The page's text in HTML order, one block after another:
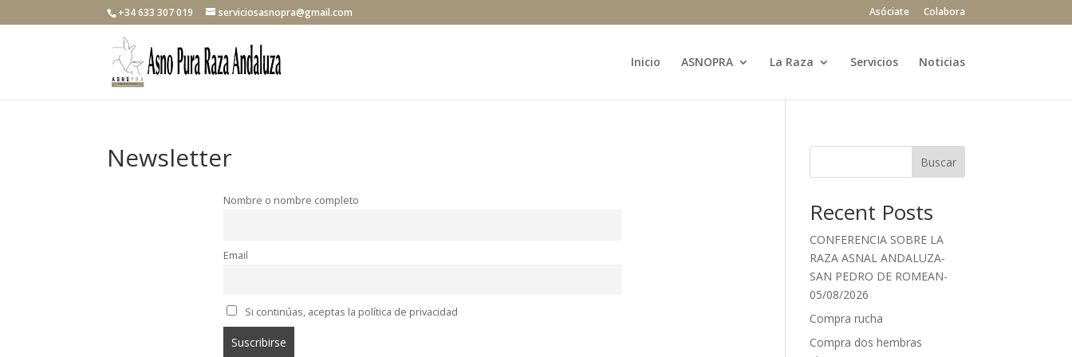
+34 633 307 019 serviciosasnopra@gmail.com Asóciate Colabora
Inicio ASNOPRA La Raza Servicios Noticias
Newsletter
Nombre o nombre completo
Email
Si continúas, aceptas la política de privacidad
Buscar
Recent Posts
CONFERENCIA SOBRE LA
RAZA ASNAL ANDALUZA-
SAN PEDRO DE ROMEAN-
05/08/2026
Compra rucha
Compra dos hembras